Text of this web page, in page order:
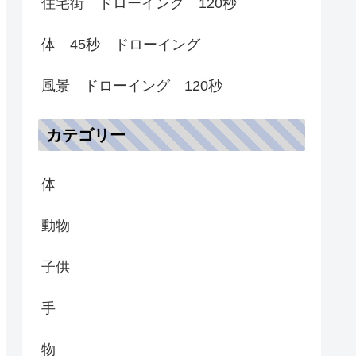
住宅街 ドローイング 120秒
体 45秒 ドローイング
風景 ドローイング 120秒
カテゴリー
体
動物
子供
手
物